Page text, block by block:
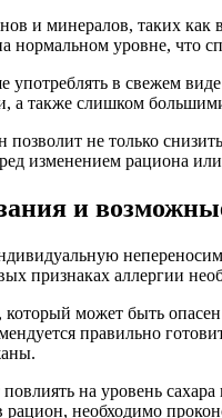
и минералов, таких
нормальном уровне, что
в свежем
а также слишком
не только
изменением рациона
и
аллергии
может быть
правильно
на уровень
необходимо